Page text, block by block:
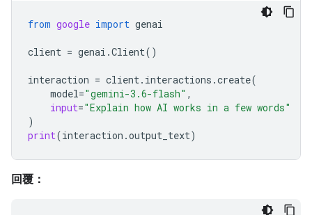
from google import genai
client = genai .Client()
interaction = client. interactions .create(
model="gemini-3.6-flash" ,
input="Explain how AI works in a few words"
)
print(interaction .output_text)
回覆：